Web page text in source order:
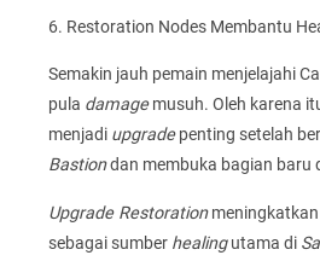
6. Restoration Nodes Membantu
Semakin jauh pemain menjelajahi
pula damagemusuh. Oleh karena
menjadi upgradepenting setelah
Bastiondan membuka bagian baru
Upgrade Restoration
sebagai sumber healingutama di